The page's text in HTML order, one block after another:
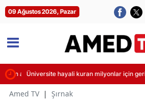
09 Ağustos 2026, Pazar
af resmen yürürlükte
Üniversite hayali kuran milyonlar için geri
Amed TV | Şırnak